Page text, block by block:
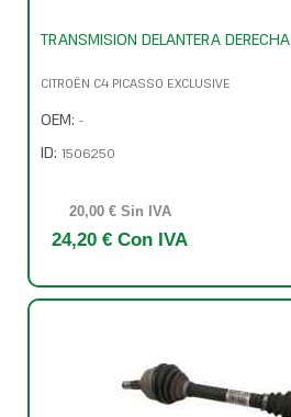
TRANSMISION DELANTERA DERECHA
CITROËN C4 PICASSO EXCLUSIVE
OEM: -
ID: 1506250
20,00 € Sin IVA
24,20 € Con IVA